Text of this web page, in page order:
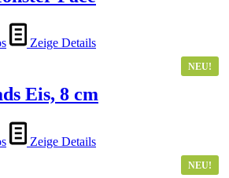
Zeige Details
NEU!
Eis, 8 cm
Zeige Details
NEU!